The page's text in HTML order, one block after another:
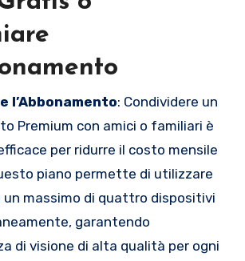
l’Abbonamento: Condividere un
Premium con amici o familiari è
per ridurre il costo mensile
piano permette di utilizzare
un massimo di quattro dispositivi
garantendo
di visione di alta qualità per ogni